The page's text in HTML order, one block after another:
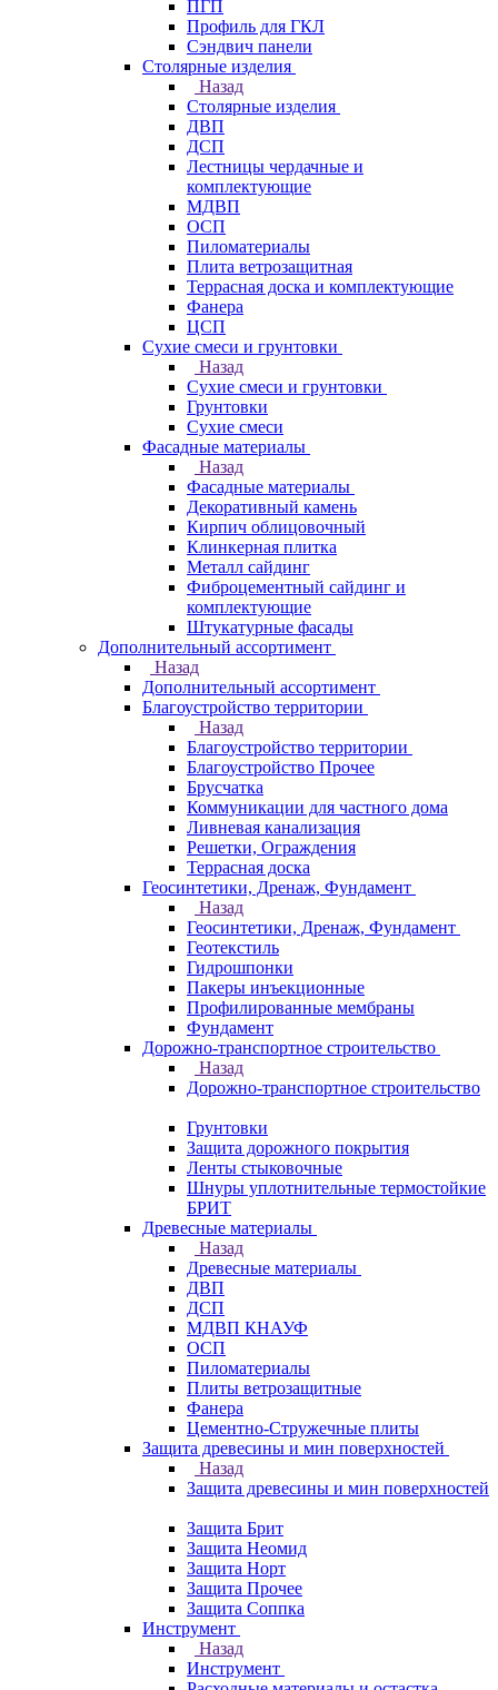
ПГП
Профиль для ГКЛ
Сэндвич панели
Столярные изделия
Назад
Столярные изделия
ДВП
ДСП
Лестницы чердачные и
комплектующие
МДВП
ОСП
Пиломатериалы
Плита ветрозащитная
Террасная доска и комплектующие
Фанера
ЦСП
Сухие смеси и грунтовки
Назад
Сухие смеси и грунтовки
Грунтовки
Сухие смеси
Фасадные материалы
Назад
Фасадные материалы
Декоративный камень
Кирпич облицовочный
Клинкерная плитка
Металл сайдинг
Фиброцементный сайдинг и
комплектующие
Штукатурные фасады
Дополнительный ассортимент
Назад
Дополнительный ассортимент
Благоустройство территории
Назад
Благоустройство территории
Благоустройство Прочее
Брусчатка
Коммуникации для частного дома
Ливневая канализация
Решетки, Ограждения
Террасная доска
Геосинтетики, Дренаж, Фундамент
Назад
Геосинтетики, Дренаж, Фундамент
Геотекстиль
Гидрошпонки
Пакеры инъекционные
Профилированные мембраны
Фундамент
Дорожно-транспортное строительство
Назад
Дорожно-транспортное строительство
Грунтовки
Защита дорожного покрытия
Ленты стыковочные
Шнуры уплотнительные термостойкие
БРИТ
Древесные материалы
Назад
Древесные материалы
ДВП
ДСП
МДВП КНАУФ
ОСП
Пиломатериалы
Плиты ветрозащитные
Фанера
Цементно-Стружечные плиты
Защита древесины и мин поверхностей
Назад
Защита древесины и мин поверхностей
Защита Брит
Защита Неомид
Защита Норт
Защита Прочее
Защита Соппка
Инструмент
Назад
Инструмент